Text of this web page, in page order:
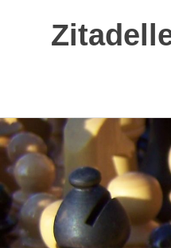
Zum
Inhalt
springen